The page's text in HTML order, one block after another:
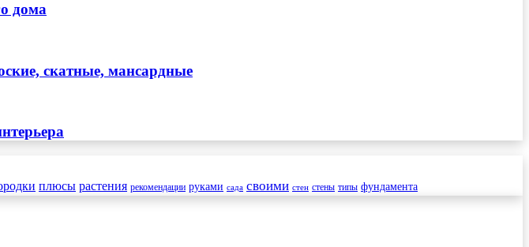
дома
скатные, мансардные
плюсы растения рекомендации руками сада своими стен стены типы фундамента